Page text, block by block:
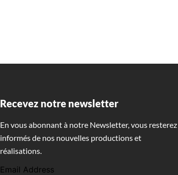
Recevez notre newsletter
En vous abonnant à notre Newsletter, vous resterez
informés de nos nouvelles productions et
réalisations.
Email Address